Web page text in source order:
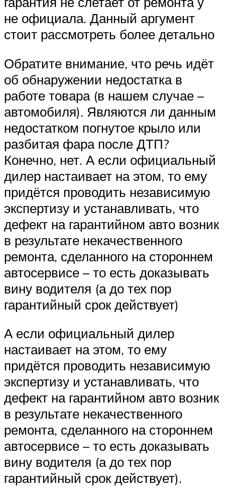
не официала. Данный аргумент
стоит рассмотреть более детально
Обратите внимание, что речь идёт
об обнаружении недостатка в
работе товара (в нашем случае –
автомобиля). Являются ли данным
недостатком погнутое крыло или
разбитая фара после ДТП?
Конечно, нет. А если официальный
дилер настаивает на этом, то ему
придётся проводить независимую
экспертизу и устанавливать, что
дефект на гарантийном авто возник
в результате некачественного
ремонта, сделанного на стороннем
автосервисе – то есть доказывать
вину водителя (а до тех пор
гарантийный срок действует)
А если официальный дилер
настаивает на этом, то ему
придётся проводить независимую
экспертизу и устанавливать, что
дефект на гарантийном авто возник
в результате некачественного
ремонта, сделанного на стороннем
автосервисе – то есть доказывать
вину водителя (а до тех пор
гарантийный срок действует).